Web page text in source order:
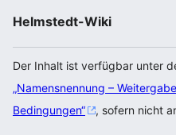
Helmstedt-Wiki
Der Inhalt ist verfügbar unter
„Namensnennung –
Bedingungen“
, sofern nicht